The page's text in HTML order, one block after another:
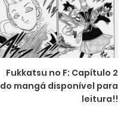
Fukkatsu no F: Capítulo 2
do mangá disponível para
leitura!!